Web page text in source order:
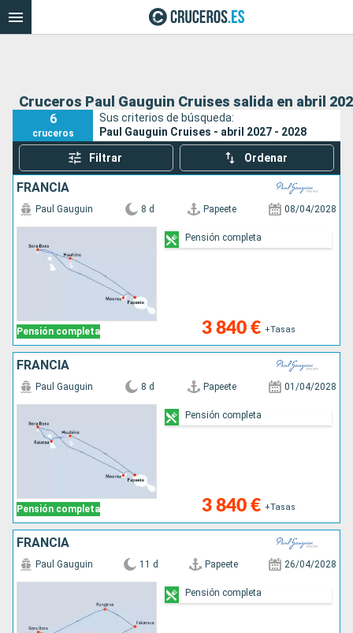
Cruceros Paul Gauguin Cruises salida en abril
6
cruceros
Sus criterios de búsqueda:
Paul Gauguin Cruises - abril 2027 - 2028
Filtrar Ordenar
FRANCIA
Pensión completa
Paul Gauguin 8 d Papeete 08/04/2028
3 840 € +Tasas
Pensión completa
FRANCIA
Pensión completa
Paul Gauguin 8 d Papeete 01/04/2028
3 840 € +Tasas
Pensión completa
FRANCIA
Paul Gauguin 11 d Papeete 26/04/2028
Pensión completa